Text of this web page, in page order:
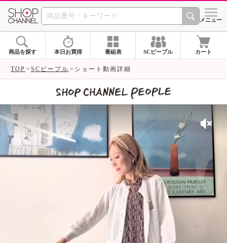
SHOP CHANNEL シメニュー
商品を探す 本日お買得 番組表 SCピープル カート
TOP SCピープル ショート動画詳細